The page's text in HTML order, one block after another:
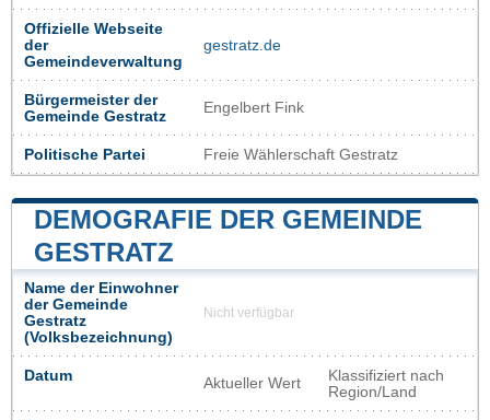
Offizielle Webseite
der
Gemeindeverwaltung
gestratz.de
Bürgermeister der
Gemeinde Gestratz
Engelbert Fink
Politische Partei Freie Wählerschaft Gestratz
DEMOGRAFIE DER GEMEINDE
GESTRATZ
Name der Einwohner
der Gemeinde
Gestratz
(Volksbezeichnung)
Nicht verfügbar
Datum Aktueller Wert
Klassifiziert nach
Region/Land